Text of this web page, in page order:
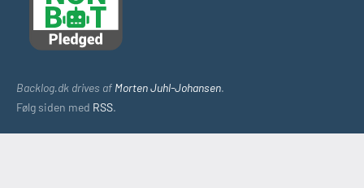
Backlog.dk drives af Morten Juhl-Johansen.
Følg siden med RSS.